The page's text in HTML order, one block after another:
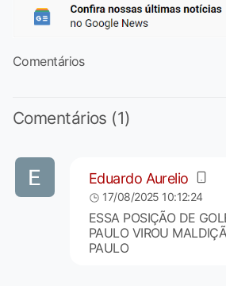
Comentários
Comentários (1)
Eduardo Aurelio
17/08/2025 10:12:24
ESSA POSIÇÃO DE
PAULO VIROU
PAULO